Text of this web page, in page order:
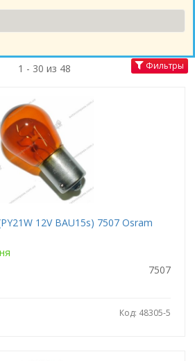
1 - 30 из 48 Фильтры
12V BAU15s) 7507 Osram
7507
Код: 48305-5